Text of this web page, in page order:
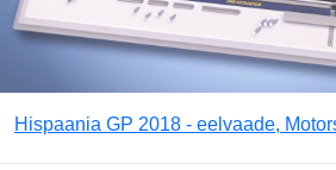
Hispaania GP 2018 - eelvaade,